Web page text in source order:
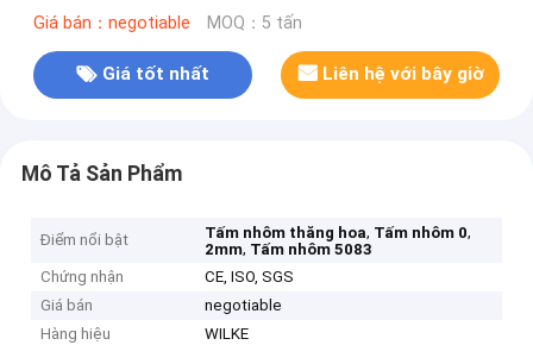
Giá bán：negotiable MOQ：5 tấn
Giá tốt nhất Liên hệ với bây giờ
Mô Tả Sản Phẩm
Điểm nổi bật Tấm nhôm thăng hoa, Tấm nhôm 0,
2mm, Tấm nhôm 5083
Chứng nhận
CE, ISO, SGS
Giá bán
negotiable
Hàng hiệu
WILKE